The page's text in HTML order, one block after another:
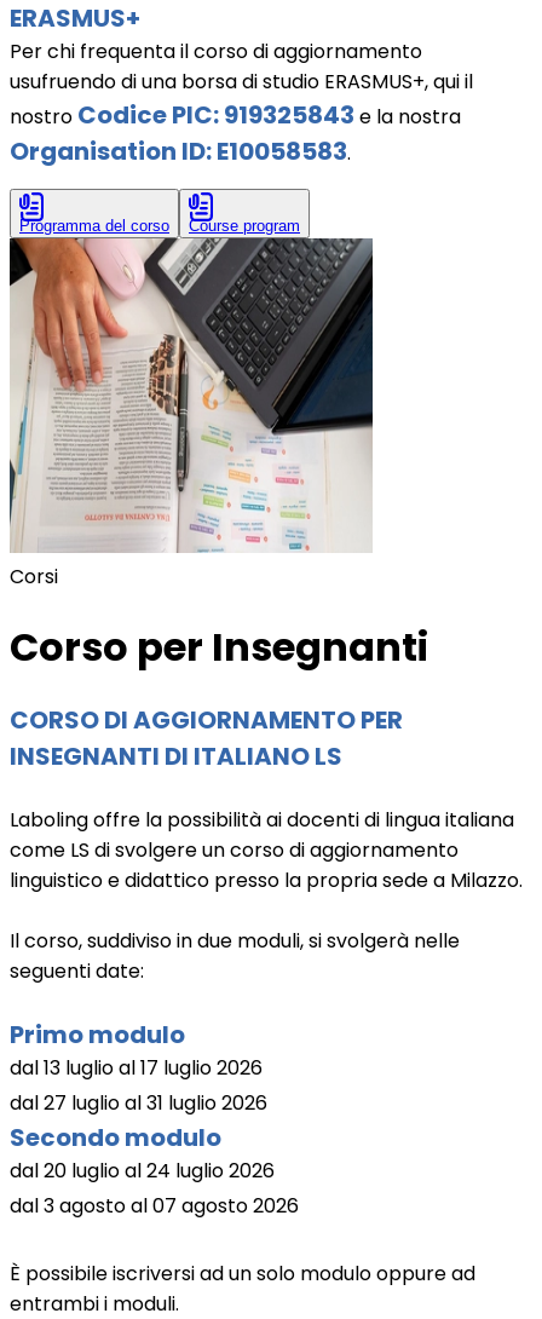
ERASMUS+
Per chi frequenta il corso di aggiornamento
usufruendo di una borsa di studio ERASMUS+, qui il
nostro Codice PIC: 919325843 e la nostra
Organisation ID: E10058583.
Programma del corso Course program
Corsi
Corso per Insegnanti
CORSO DI AGGIORNAMENTO PER
INSEGNANTI DI ITALIANO LS
Laboling offre la possibilità ai docenti di lingua italiana
come LS di svolgere un corso di aggiornamento
linguistico e didattico presso la propria sede a Milazzo.
Il corso, suddiviso in due moduli, si svolgerà nelle
seguenti date:
Primo modulo
dal 13 luglio al 17 luglio 2026
dal 27 luglio al 31 luglio 2026
Secondo modulo
dal 20 luglio al 24 luglio 2026
dal 3 agosto al 07 agosto 2026
È possibile iscriversi ad un solo modulo oppure ad
entrambi i moduli.